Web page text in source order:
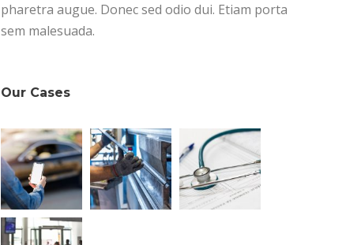
pharetra augue. Donec sed odio dui. Etiam porta
sem malesuada.
Our Cases